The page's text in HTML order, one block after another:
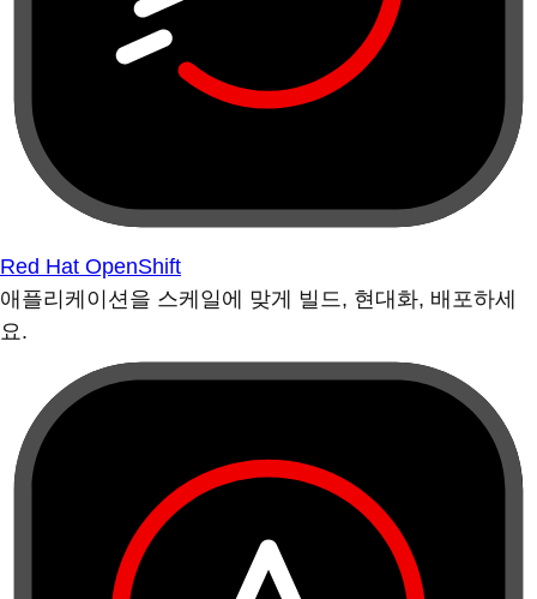
Red Hat OpenShift
애플리케이션을 스케일에 맞게 빌드, 현대화, 배포하세
요.